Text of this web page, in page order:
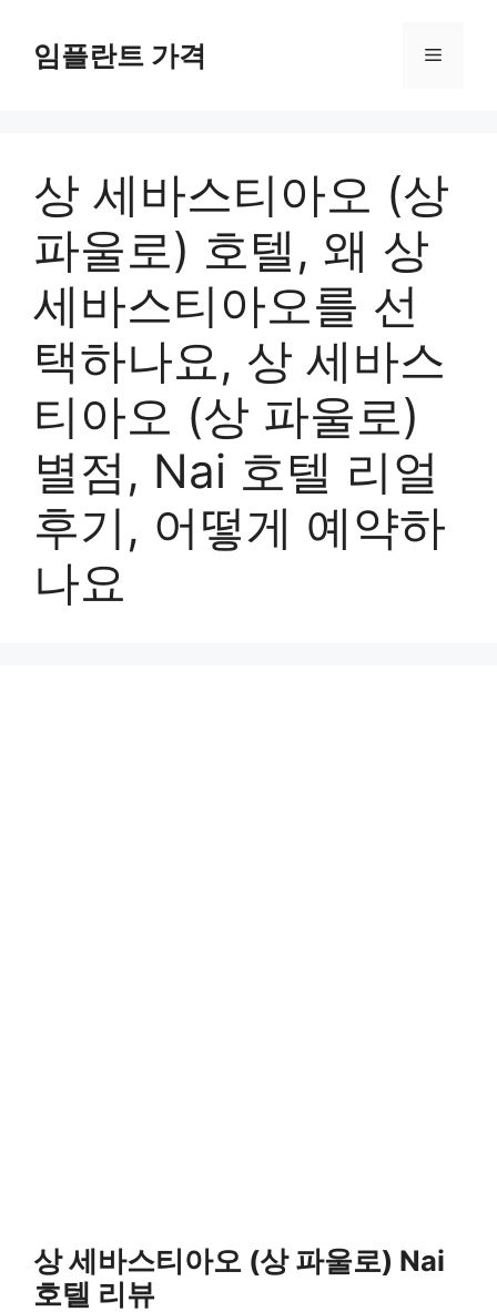
임플란트 가격 메
상 세바스티아오 (상
파울로) 호텔, 왜 상
세바스티아오를 선
택하나요, 상 세바스
티아오 (상 파울로)
별점, Nai 호텔 리얼
후기, 어떻게 예약하
나요
상 세바스티아오 (상 파울로) Nai
호텔 리뷰